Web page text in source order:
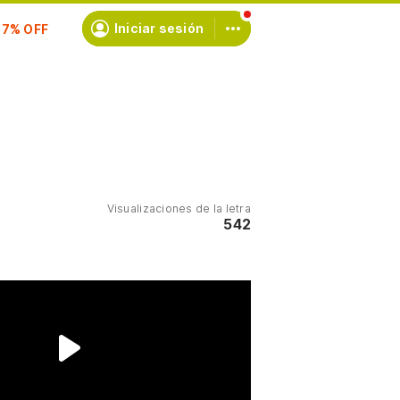
Iniciar sesión
Visualizaciones de la letra
542